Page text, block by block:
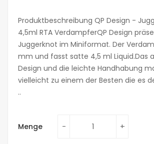
Produktbeschreibung QP Design -
4,5ml RTA VerdampferQP Design
Juggerknot im Miniformat. Der
mm und fasst satte 4,5 ml Liquid.Das
Design und die leichte Handhabung
vielleicht zu einem der Besten die es
..
Menge